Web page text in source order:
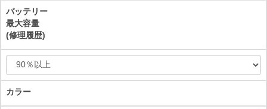
バッテリー
最大容量
(修理履歴)
カラー